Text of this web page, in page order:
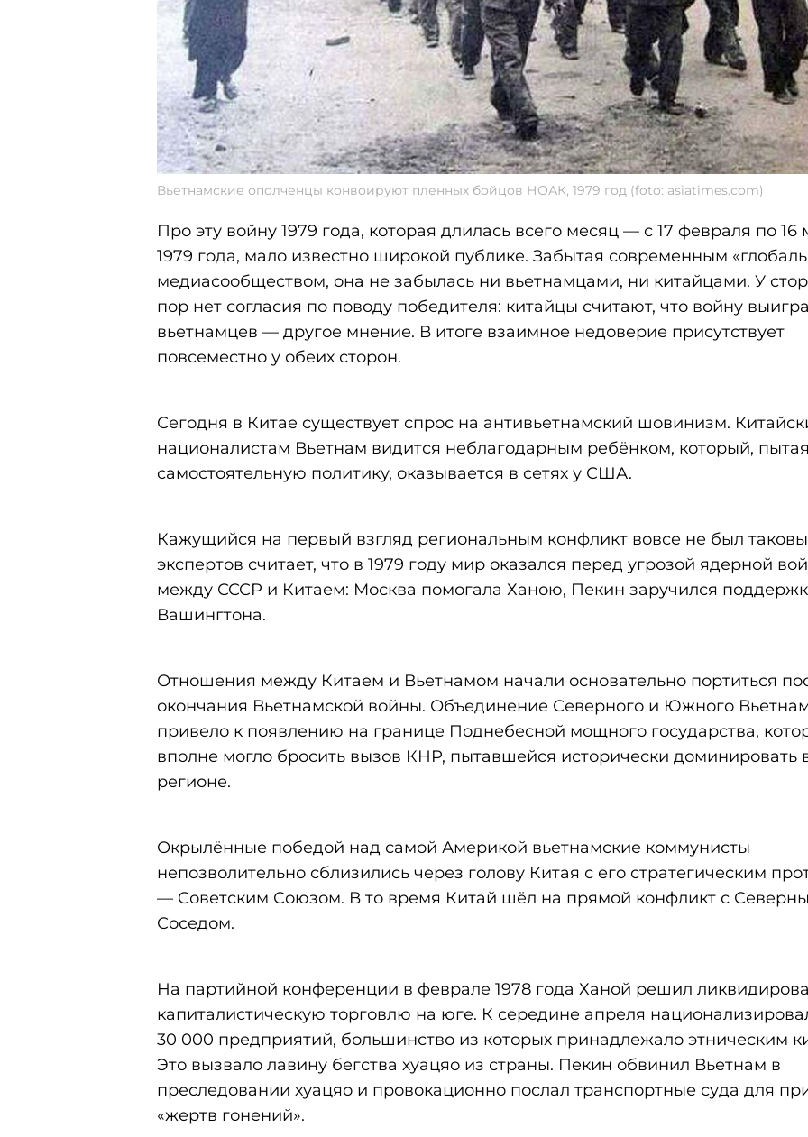
Вьетнамские ополченцы конвоируют пленных бойцов НОАК, 1979 год (foto: asiatimes.com)
Про эту войну 1979 года, которая длилась всего месяц — с 17 февраля по 16
1979 года, мало известно широкой публике. Забытая современным
медиасообществом, она не забылась ни вьетнамцами, ни китайцами. У
пор нет согласия по поводу победителя: китайцы считают, что войну
вьетнамцев — другое мнение. В итоге взаимное недоверие присутствует
повсеместно у обеих сторон.
Сегодня в Китае существует спрос на антивьетнамский шовинизм.
националистам Вьетнам видится неблагодарным ребёнком, который,
самостоятельную политику, оказывается в сетях у США.
Кажущийся на первый взгляд региональным конфликт вовсе не был
экспертов считает, что в 1979 году мир оказался перед угрозой ядерной
между СССР и Китаем: Москва помогала Ханою, Пекин заручился
Вашингтона.
Отношения между Китаем и Вьетнамом начали основательно портиться
окончания Вьетнамской войны. Объединение Северного и Южного
привело к появлению на границе Поднебесной мощного государства,
вполне могло бросить вызов КНР, пытавшейся исторически доминировать
регионе.
Окрылённые победой над самой Америкой вьетнамские коммунисты
непозволительно сблизились через голову Китая с его стратегическим
— Советским Союзом. В то время Китай шёл на прямой конфликт с
Соседом.
На партийной конференции в феврале 1978 года Ханой решил
капиталистическую торговлю на юге. К середине апреля
30 000 предприятий, большинство из которых принадлежало этническим
Это вызвало лавину бегства хуацяо из страны. Пекин обвинил Вьетнам в
преследовании хуацяо и провокационно послал транспортные суда для
«жертв гонений».